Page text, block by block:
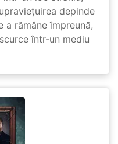
depinde
a rămâne împreună,
într-un mediu